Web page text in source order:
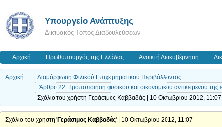
Υπουργείο Ανάπτυξης
Δικτυακός Τόπος Διαβουλεύσεων
Αρχική Πρωθυπουργός της Ελλάδας Ανοικτή Διακυβέρνηση
Αρχική
Διαμόρφωση Φιλικού Επιχειρηματικού Περιβάλλοντος
Άρθρο 22: Τροποποίηση φυσικού και οικονομικού αντικειμένου της
Σχόλιο του χρήστη Γεράσιμος Καββαδάς | 10 Οκτωβρίου 2012, 11:07
Σχόλιο του χρήστη 'Γεράσιμος Καββαδάς' | 10 Οκτωβρίου 2012, 11:07